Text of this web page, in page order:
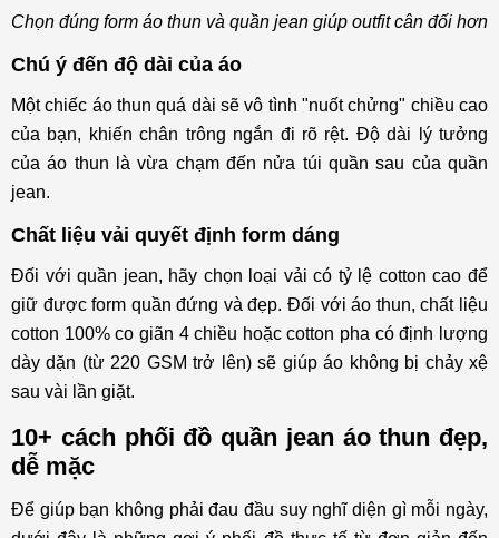
Chọn đúng form áo thun và quần jean giúp outfit cân đối hơn
Chú ý đến độ dài của áo
Một chiếc áo thun quá dài sẽ vô tình "nuốt chửng" chiều cao
của bạn, khiến chân trông ngắn đi rõ rệt. Độ dài lý tưởng
của áo thun là vừa chạm đến nửa túi quần sau của quần
jean.
Chất liệu vải quyết định form dáng
Đối với quần jean, hãy chọn loại vải có tỷ lệ cotton cao để
giữ được form quần đứng và đẹp. Đối với áo thun, chất liệu
cotton 100% co giãn 4 chiều hoặc cotton pha có định lượng
dày dặn (từ 220 GSM trở lên) sẽ giúp áo không bị chảy xệ
sau vài lần giặt.
10+ cách phối đồ quần jean áo thun đẹp,
dễ mặc
Để giúp bạn không phải đau đầu suy nghĩ diện gì mỗi ngày,